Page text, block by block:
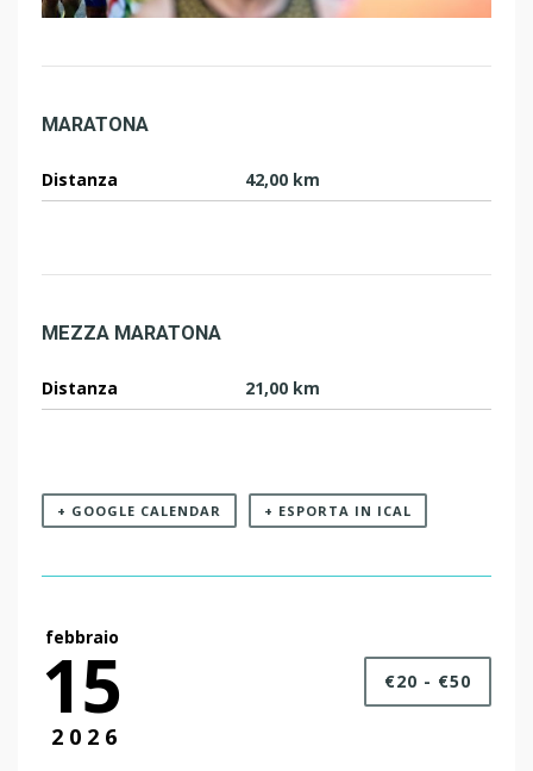
MARATONA
Distanza 42,00 km
MEZZA MARATONA
Distanza 21,00 km
+ GOOGLE CALENDAR + ESPORTA IN ICAL
febbraio
15
2026
€20 - €50